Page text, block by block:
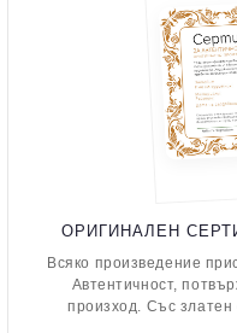
ОРИГИНАЛЕН
Всяко произведение
Автентичност,
произход. Със